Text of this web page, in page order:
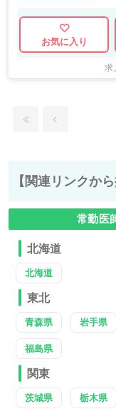
お気に入り
【関連リンクから
常勤医
北海道
北海道
東北
青森県 岩手県
福島県
関東
茨城県 栃木県